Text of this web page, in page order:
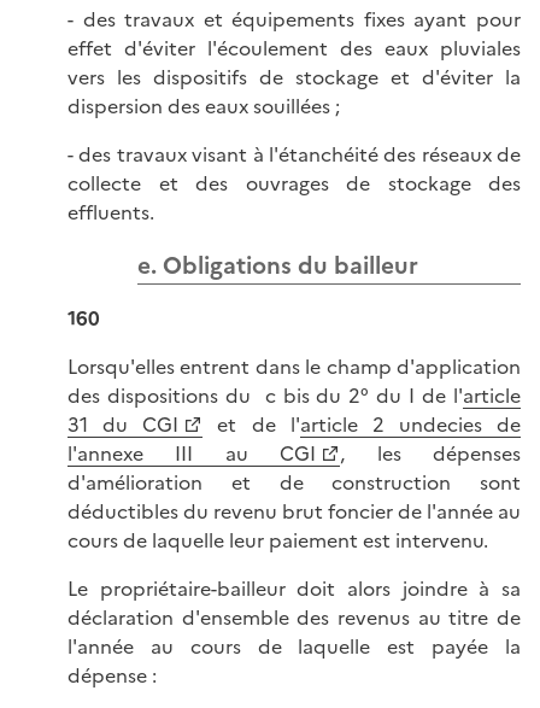
- des travaux et équipements fixes ayant pour
effet d'éviter l'écoulement des eaux pluviales
vers les dispositifs de stockage et d'éviter la
dispersion des eaux souillées ;
- des travaux visant à l'étanchéité des réseaux de
collecte et des ouvrages de stockage des
effluents.
e. Obligations du bailleur
160
Lorsqu'elles entrent dans le champ d'application
des dispositions du c bis du 2° du I de l'article
31 du CGI
et de l'article 2 undecies de
l'annexe III au CGI
, les dépenses
d'amélioration et de construction sont
déductibles du revenu brut foncier de l'année au
cours de laquelle leur paiement est intervenu.
Le propriétaire-bailleur doit alors joindre à sa
déclaration d'ensemble des revenus au titre de
l'année au cours de laquelle est payée la
dépense :